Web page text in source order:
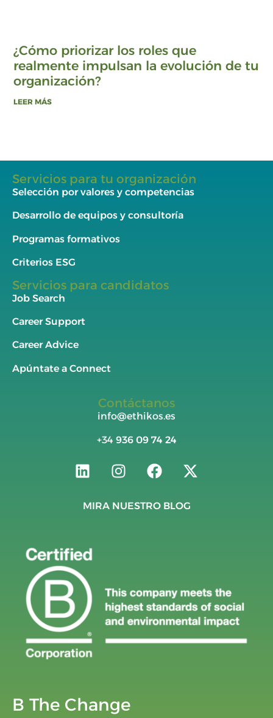
¿Cómo priorizar los roles que
realmente impulsan la evolución de tu
organización?
LEER MÁS
Servicios para tu organización
Selección por valores y competencias
Desarrollo de equipos y consultoría
Programas formativos
Criterios ESG
Servicios para candidatos
Job Search
Career Support
Career Advice
Apúntate a Connect
Contáctanos
info@ethikos.es
+34 936 09 74 24
MIRA NUESTRO BLOG
B The Change